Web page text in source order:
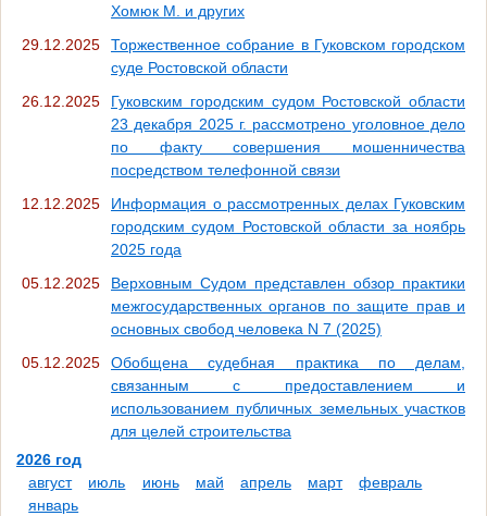
Хомюк М. и других
29.12.2025
Торжественное собрание в Гуковском городском
суде Ростовской области
26.12.2025
Гуковским городским судом Ростовской области
23 декабря 2025 г. рассмотрено уголовное дело
по факту совершения мошенничества
посредством телефонной связи
12.12.2025
Информация о рассмотренных делах Гуковским
городским судом Ростовской области за ноябрь
2025 года
05.12.2025
Верховным Судом представлен обзор практики
межгосударственных органов по защите прав и
основных свобод человека N 7 (2025)
05.12.2025
Обобщена судебная практика по делам,
связанным с предоставлением и
использованием публичных земельных участков
для целей строительства
2026 год
август
июль июнь май апрель март
февраль
январь